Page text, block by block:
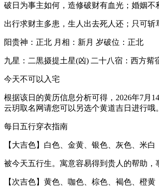
破日为事主如何，造修破财有血光；婚姻不
出行求财主多患，生人出去死人还；只可斩
阳贵神：正北 月相：新月 岁破位：正北
九星：二黒摄提土星(凶) 二十八宿：西方觜
今天不可以入宅
根据该日的黄历信息分析可得，2026年7月
云玥取名网请您可以另选个黄道吉日进行哦。
每日五行穿衣指南
【大吉色】白色、金黄、银色、灰色、米白
被今天五行生。寓意容易得到贵人的帮助
【次吉色】黄色、咖色、棕色、褐色、橙黄